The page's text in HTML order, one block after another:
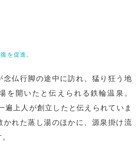
を促進。
念仏行脚の途中に訪れ、猛り狂う地
を開いたと伝えられる鉄輪温泉。
遍上人が創立したと伝えられていま
かれた蒸し湯のほかに、源泉掛け流